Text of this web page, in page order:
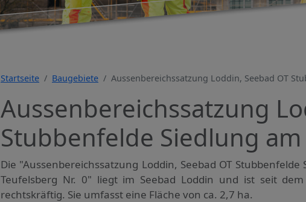
Startseite Baugebiete Aussenbereichssatzung Loddin, Seebad OT
Aussenbereichssatzung
Stubbenfelde Siedlung
Die "Aussenbereichssatzung Loddin, Seebad OT Stubbenfelde
Teufelsberg Nr. 0" liegt im Seebad Loddin und ist seit dem
rechtskräftig. Sie umfasst eine Fläche von ca. 2,7 ha.